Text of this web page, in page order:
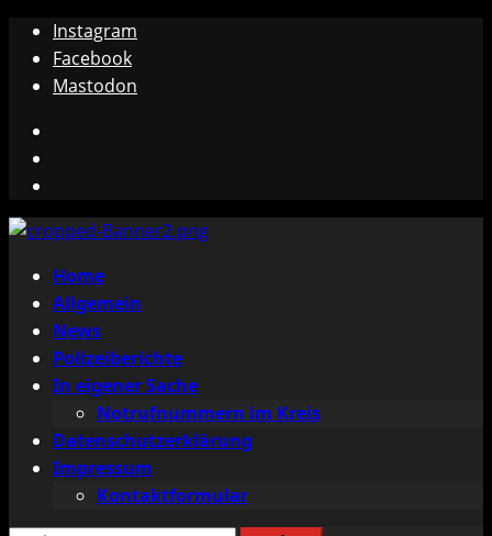
Zum
Inhalt
springen
Instagram
Facebook
Mastodon
Primäres
Menü
Home
Allgemein
News
Polizeiberichte
In eigener Sache
Notrufnummern im Kreis
Datenschutzerklärung
Impressum
Kontaktformular